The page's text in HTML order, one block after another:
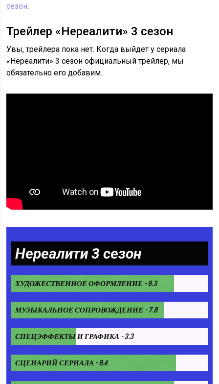
сезон.
Трейлер «Нереалити» 3 сезон
Увы, трейлера пока нет. Когда выйдет у сериала
«Нереалити» 3 сезон официальный трейлер, мы
обязательно его добавим.
Нереалити 3 сезон
ХУДОЖЕСТВЕННОЕ ОФОРМЛЕНИЕ - 8.3
МУЗЫКАЛЬНОЕ СОПРОВОЖДЕНИЕ - 7.8
СПЕЦЭФФЕКТЫ И ГРАФИКА - 3.3
СЦЕНАРИЙ СЕРИАЛА - 8.4